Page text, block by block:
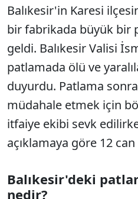
Balıkesir'in Karesi
bir fabrikada büyük bir
geldi. Balıkesir Valisi
patlamada ölü ve
duyurdu. Patlama
müdahale etmek için
itfaiye ekibi sevk
açıklamaya göre 12 can
Balıkesir'deki
nedir?